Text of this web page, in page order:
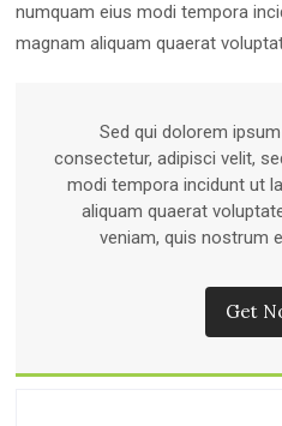
numquam eius modi tempora
magnam aliquam quaerat
Sed qui dolorem
consectetur, adipisci velit,
modi tempora incidunt ut
aliquam quaerat
veniam, quis nostrum
Get